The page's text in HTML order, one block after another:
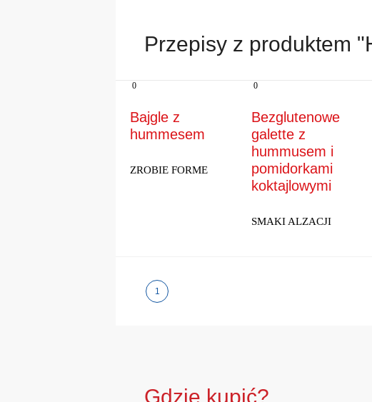
Przepisy z produktem
0
Bajgle z
hummesem
ZROBIE FORME
0
Bezglutenowe
galette z
hummusem i
pomidorkami
koktajlowymi
SMAKI ALZACJI
1
Gdzie kupić?